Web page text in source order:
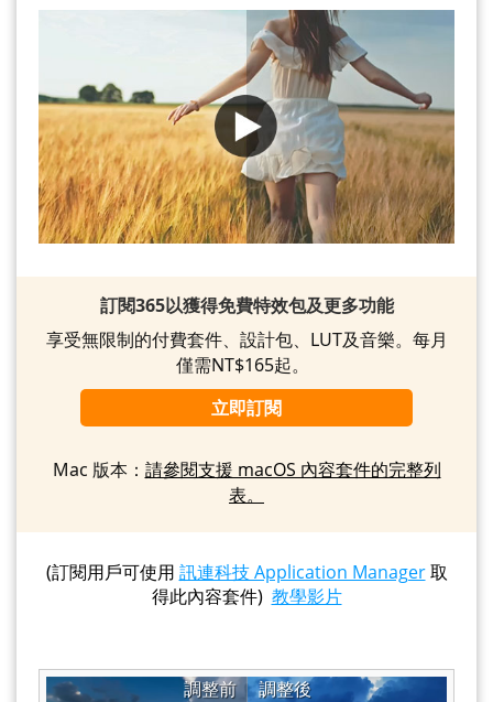
訂閱365以獲得免費特效包及更多功能
享受無限制的付費套件、設計包、LUT及音樂。每月
僅需NT$165起。
立即訂閱
Mac 版本： 請參閱支援 macOS 內容套件的完整列
表。
(訂閱用戶可使用 訊連科技 Application Manager取
得此內容套件) 教學影片
調整後
調整前